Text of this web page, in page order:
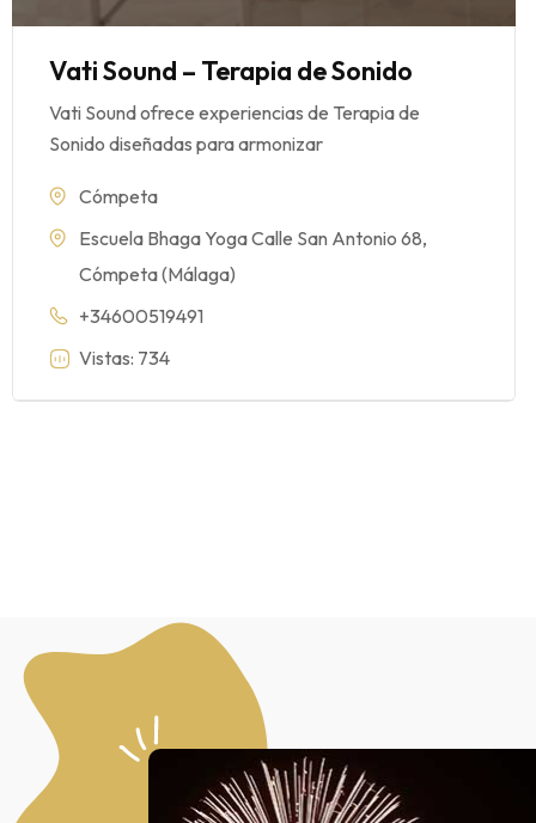
Vati Sound – Terapia de Sonido
Vati Sound ofrece experiencias de Terapia de
Sonido diseñadas para armonizar
Cómpeta
Escuela Bhaga Yoga Calle San Antonio 68,
Cómpeta (Málaga)
+34600519491
Vistas: 734